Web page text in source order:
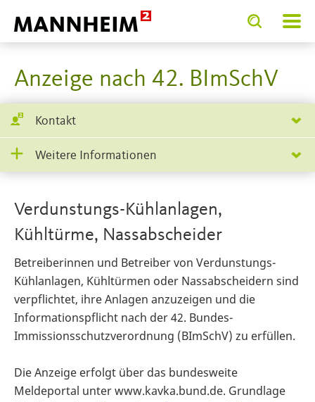
Toggle
search
input
Toggle
search
input
Anzeige nach 42. BImSchV
Kontakt
Weitere Informationen
Verdunstungs-Kühlanlagen,
Kühltürme, Nassabscheider
Betreiberinnen und Betreiber von Verdunstungs-
Kühlanlagen, Kühltürmen oder Nassabscheidern sind
verpflichtet, ihre Anlagen anzuzeigen und die
Informationspflicht nach der 42. Bundes-
Immissionsschutzverordnung (BImSchV) zu erfüllen.
Die Anzeige erfolgt über das bundesweite
Meldeportal unter www.kavka.bund.de. Grundlage